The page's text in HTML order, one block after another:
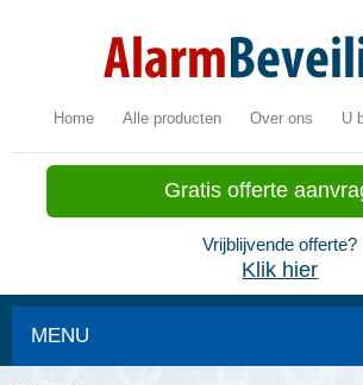
Home Alle producten Over ons U
Gratis offerte
Vrijblijvende offerte?
Klik hier
MENU